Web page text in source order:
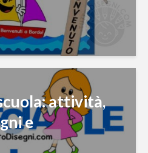
attività,
e